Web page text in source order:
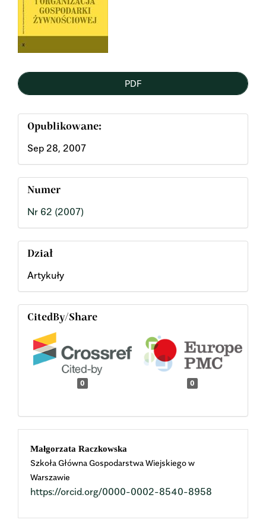
PDF
Opublikowane:
Sep 28, 2007
Numer
Nr 62 (2007)
Dział
Artykuły
CitedBy/Share
0 0
Main
Article
Content
Małgorzata Raczkowska
Szkoła Główna Gospodarstwa Wiejskiego w
Warszawie
https://orcid.org/0000-0002-8540-8958